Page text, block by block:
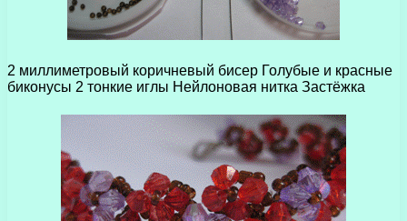
2 миллиметровый коричневый бисер Голубые и красные
биконусы 2 тонкие иглы Нейлоновая нитка Застёжка